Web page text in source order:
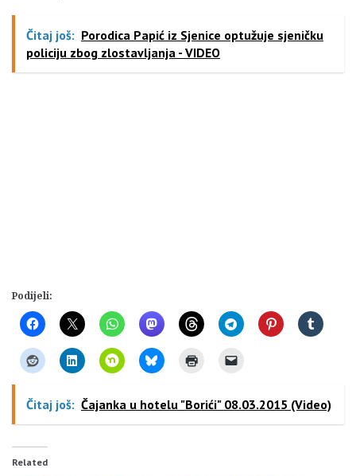
Čitaj još: Porodica Papić iz Sjenice optužuje sjeničku
policiju zbog zlostavljanja - VIDEO
Podijeli:
Čitaj još: Čajanka u hotelu "Borići" 08.03.2015 (Video)
Related